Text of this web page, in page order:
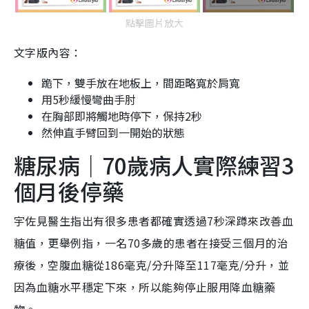
點擊圖片放大
文字版內容：
跪下，雙手放在地板上，間距略寬於肩寬
用5秒緩慢彎曲手肘
在胸部即將觸地時停下，保持2秒
然伸直手臂回到一開始的狀態
糖尿病｜70歲病人實際練習3
個月後停藥
宇佐見醫生指出有很多患者都確實透過7秒深蹲來改善血
糖值，更舉例指，一名70多歲的患者在接受三個月的治
療後，空腹血糖從186毫克/分升降至117毫克/分升，並
因為血糖水平穩定下來，所以能夠停止服用降血糖藥